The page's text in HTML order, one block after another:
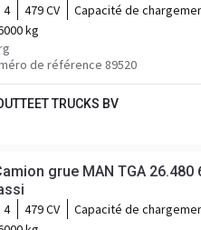
4 479 CV Capacité de
kg
de référence 89520
TRUCKS BV
grue MAN TGA 26.480
4 479 CV Capacité de